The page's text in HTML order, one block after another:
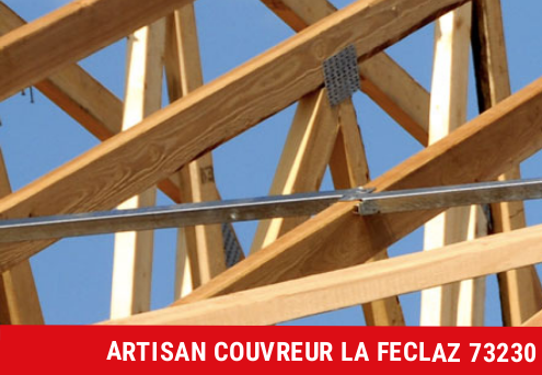
ARTISAN COUVREUR LA FECLAZ 73230